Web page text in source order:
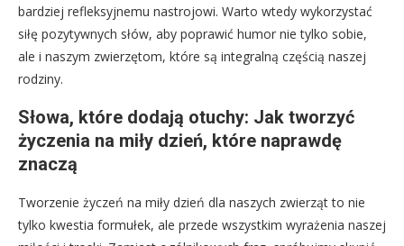
bardziej refleksyjnemu nastrojowi. Warto wtedy wykorzystać
siłę pozytywnych słów, aby poprawić humor nie tylko sobie,
ale i naszym zwierzętom, które są integralną częścią naszej
rodziny.
Słowa, które dodają otuchy: Jak tworzyć
życzenia na miły dzień, które naprawdę
znaczą
Tworzenie życzeń na miły dzień dla naszych zwierząt to nie
tylko kwestia formułek, ale przede wszystkim wyrażenia naszej